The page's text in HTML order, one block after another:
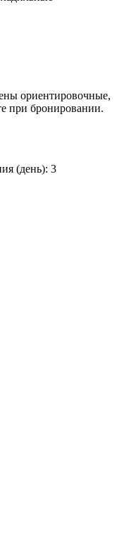
ориентировочные,
при бронировании.
(день): 3